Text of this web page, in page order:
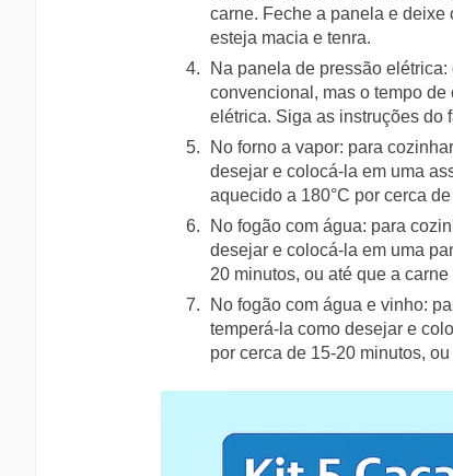
carne. Feche a panela e deixe
esteja macia e tenra.
Na panela de pressão
convencional, mas o tempo
elétrica. Siga as instruções do
No forno a vapor: para
desejar e colocá-la em uma
aquecido a 180°C por cerca
No fogão com água: para
desejar e colocá-la em uma
20 minutos, ou até que a
No fogão com água e vinho:
temperá-la como desejar e
por cerca de 15-20 minutos,